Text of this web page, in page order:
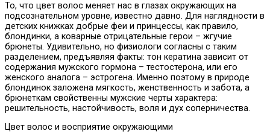
То, что цвет волос меняет нас в глазах окружающих на
подсознательном уровне, известно давно. Для наглядности в
детских книжках добрые феи и принцессы, как правило,
блондинки, а коварные отрицательные герои – жгучие
брюнеты. Удивительно, но физиологи согласны с таким
разделением, предъявляя факты: тон кератина зависит от
содержания мужского гормона – тестостерона, или его
женского аналога – эстрогена. Именно поэтому в природе
блондинок заложена мягкость, женственность и забота, а
брюнеткам свойственны мужские черты характера:
решительность, настойчивость, воля и дух соперничества.
Цвет волос и восприятие окружающими